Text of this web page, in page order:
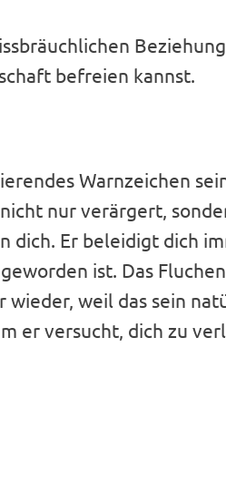
befreien kannst.
Warnzeichen
nur verärgert,
dich. Er beleidigt dich
ist. Das
weil das sein
er versucht, dich zu